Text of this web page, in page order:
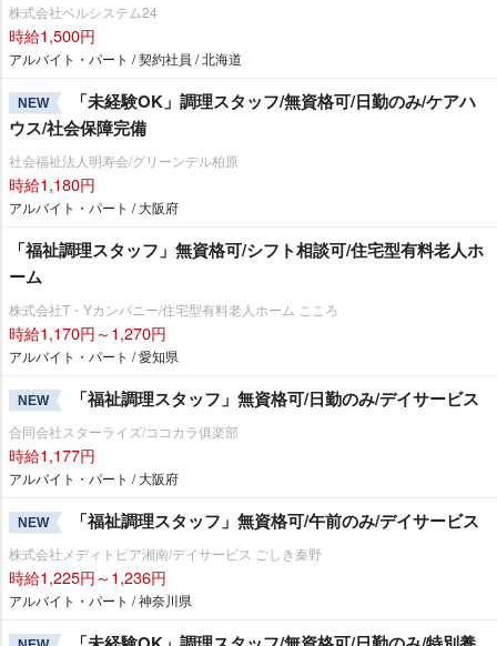
株式会社ベルシステム24
時給1,500円
アルバイト・パート / 契約社員 / 北海道
NEW
「未経験OK」調理スタッフ/無資格可/日勤のみ/ケアハ
ウス/社会保障完備
社会福祉法人明寿会/グリーンデル柏原
時給1,180円
アルバイト・パート / 大阪府
「福祉調理スタッフ」無資格可/シフト相談可/住宅型有料老人ホ
ーム
株式会社T・Yカンパニー/住宅型有料老人ホーム こころ
時給1,170円～1,270円
アルバイト・パート / 愛知県
NEW 「福祉調理スタッフ」無資格可/日勤のみ/デイサービス
合同会社スターライズ/ココカラ俱楽部
時給1,177円
アルバイト・パート / 大阪府
NEW 「福祉調理スタッフ」無資格可/午前のみ/デイサービス
株式会社メディトピア湘南/デイサービス ごしき秦野
時給1,225円～1,236円
アルバイト・パート / 神奈川県